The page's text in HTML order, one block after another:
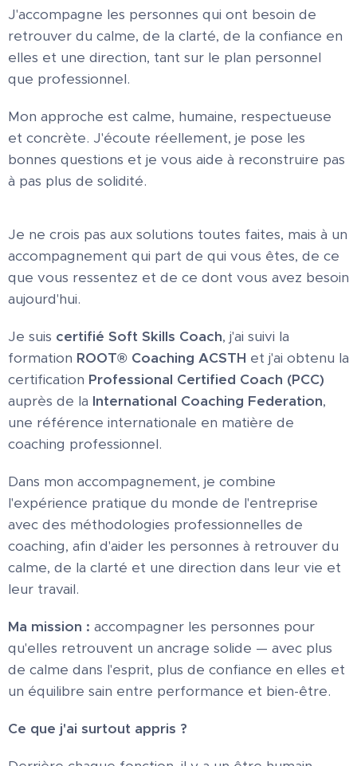
J'accompagne les personnes qui ont besoin de
retrouver du calme, de la clarté, de la confiance en
elles et une direction, tant sur le plan personnel
que professionnel.
Mon approche est calme, humaine, respectueuse
et concrète. J'écoute réellement, je pose les
bonnes questions et je vous aide à reconstruire pas
à pas plus de solidité.
Je ne crois pas aux solutions toutes faites, mais à un
accompagnement qui part de qui vous êtes, de ce
que vous ressentez et de ce dont vous avez besoin
aujourd'hui.
Je suis certifié Soft Skills Coach, j'ai suivi la
formation ROOT® Coaching ACSTH et j'ai obtenu la
certification Professional Certified Coach (PCC)
auprès de la International Coaching Federation,
une référence internationale en matière de
coaching professionnel.
Dans mon accompagnement, je combine
l'expérience pratique du monde de l'entreprise
avec des méthodologies professionnelles de
coaching, afin d'aider les personnes à retrouver du
calme, de la clarté et une direction dans leur vie et
leur travail.
Ma mission : accompagner les personnes pour
qu'elles retrouvent un ancrage solide — avec plus
de calme dans l'esprit, plus de confiance en elles et
un équilibre sain entre performance et bien-être.
Ce que j'ai surtout appris ?